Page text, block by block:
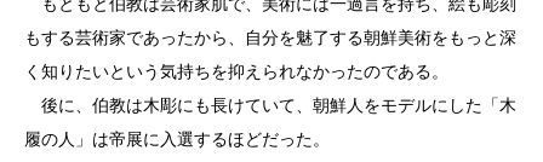
もする芸術家であったから、自分を魅了する朝鮮美術をもっと深
く知りたいという気持ちを抑えられなかったのである。
後に、伯教は木彫にも長けていて、朝鮮人をモデルにした「木
履の人」は帝展に入選するほどだった。